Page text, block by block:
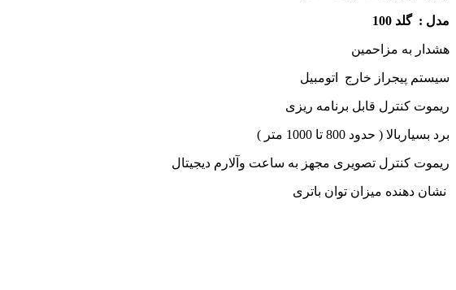
مدل :گلد 100
هشدار به مزاحمین
سیستم پیجراز خارج اتومبیل
ریموت کنترل قابل برنامه ریزی
برد بسیاربالا ( حدود 800 تا 1000 متر )
ریموت کنترل تصویری مجهز به ساعت وآلارم دیجیتال
نشان دهنده میزان توان باتری